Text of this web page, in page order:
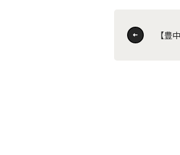
【